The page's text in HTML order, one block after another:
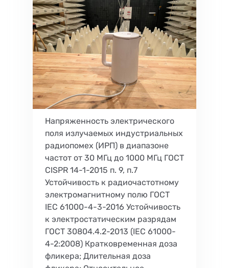
Напряженность электрического
поля излучаемых индустриальных
радиопомех (ИРП) в диапазоне
частот от 30 МГц до 1000 МГц ГОСТ
CISPR 14-1-2015 п. 9, п.7
Устойчивость к радиочастотному
электромагнитному полю ГОСТ
IEC 61000-4-3-2016 Устойчивость
к электростатическим разрядам
ГОСТ 30804.4.2-2013 (IEC 61000-
4-2:2008) Кратковременная доза
фликера; Длительная доза